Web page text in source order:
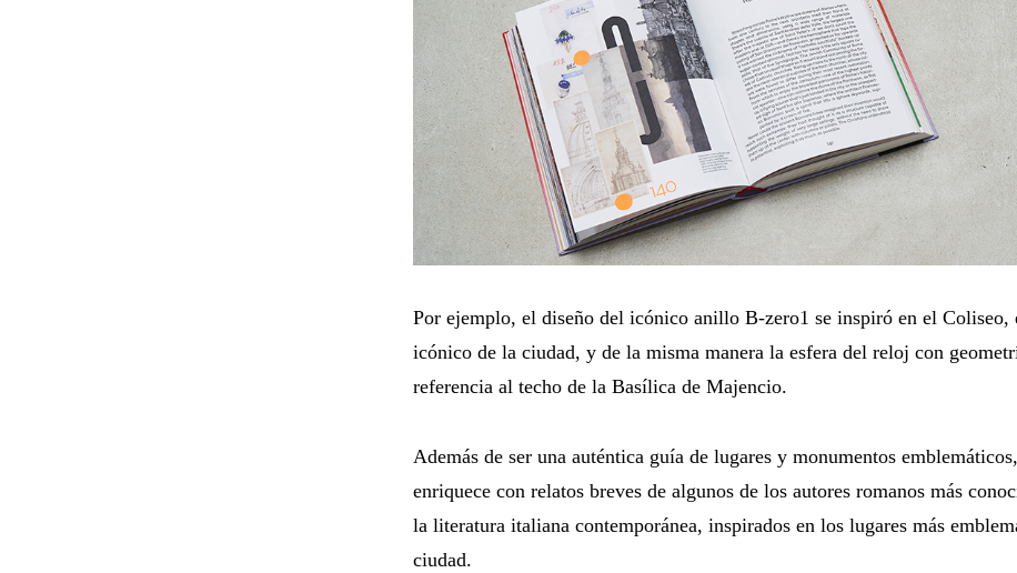
Por ejemplo, el diseño del icónico anillo B-zero1 se inspiró en el Coliseo,
icónico de la ciudad, y de la misma manera la esfera del reloj con
referencia al techo de la Basílica de Majencio.
Además de ser una auténtica guía de lugares y monumentos
enriquece con relatos breves de algunos de los autores romanos más
la literatura italiana contemporánea, inspirados en los lugares más
ciudad.